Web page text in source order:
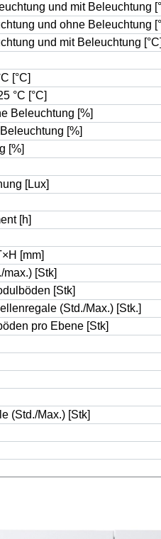
und mit Beleuchtung
und ohne Beleuchtung
und mit Beleuchtung
[°C]
°C [°C]
Beleuchtung [%]
[%]
[%]
[Lux]
[h]
[mm]
[Stk]
[Stk]
(Std./Max.) [Stk.]
pro Ebene [Stk]
(Std./Max.) [Stk]